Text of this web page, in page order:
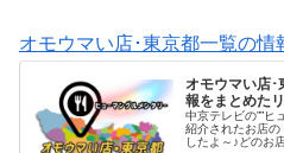
オモウマい店･東京都一覧の情
オモウマい店･
報をまとめた
中京テレビの””ヒ
紹介されたお店の
したよ～♪どのお